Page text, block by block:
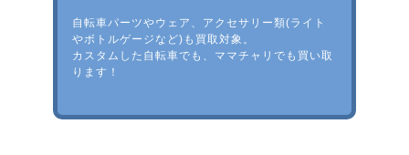
自転車パーツやウェア、アクセサリー類(ライト
やボトルゲージなど)も買取対象。
カスタムした自転車でも、ママチャリでも買い取
ります！